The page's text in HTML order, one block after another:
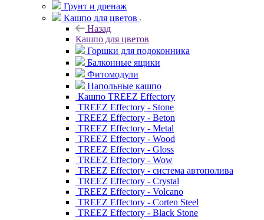
Грунт и дренаж
Кашпо для цветов
Назад
Кашпо для цветов
Горшки для подоконника
Балконные ящики
Фитомодули
Напольные кашпо
Кашпо TREEZ Effectory
TREEZ Effectory - Stone
TREEZ Effectory - Beton
TREEZ Effectory - Metal
TREEZ Effectory - Wood
TREEZ Effectory - Gloss
TREEZ Effectory - Wow
TREEZ Effectory - система автополива
TREEZ Effectory - Crystal
TREEZ Effectory - Volcano
TREEZ Effectory - Corten Steel
TREEZ Effectory - Black Stone